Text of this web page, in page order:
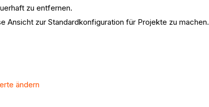
zu entfernen.
Ansicht zur Standardkonfiguration für Projekte zu machen.
ändern